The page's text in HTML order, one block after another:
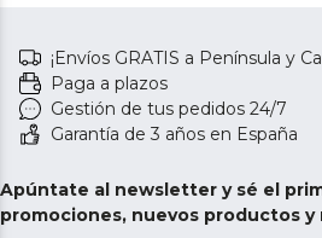
¡Envíos GRATIS a Península y
Paga a plazos
Gestión de tus pedidos 24/7
Garantía de 3 años en España
Apúntate al newsletter y sé el
promociones, nuevos productos y